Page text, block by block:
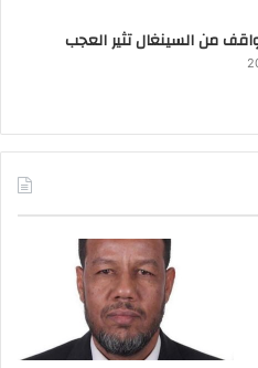
من السينغال تثير العجب